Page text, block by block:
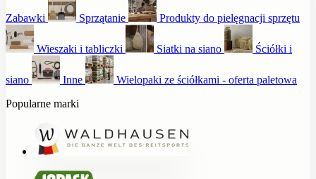
Zabawki Sprzątanie Produkty do pielęgnacji sprzętu
Wieszaki i tabliczki Siatki na siano Ściółki i
siano Inne
Wielopaki ze ściółkami - oferta paletowa
Popularne marki